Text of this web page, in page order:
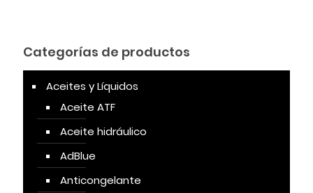
Categorías de productos
Aceites y Líquidos
Aceite ATF
Aceite hidráulico
AdBlue
Anticongelante